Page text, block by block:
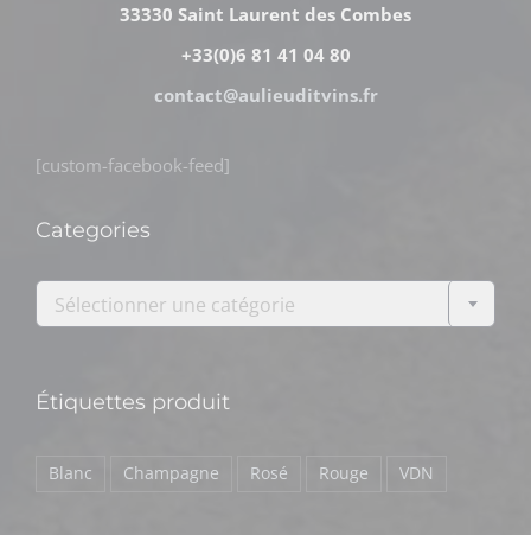
33330 Saint Laurent des Combes
+33(0)6 81 41 04 80
contact@aulieuditvins.fr
[custom-facebook-feed]
Categories
Sélectionner une catégorie
Étiquettes produit
Blanc Champagne Rosé Rouge VDN